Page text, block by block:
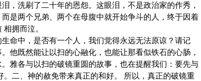
，洗刷了二十年的恩怨。这眼泪，不是政治家的作秀，
是两个兄弟、两个在母腹中就开始争斗的人，终于因着
拥而泣。
命中，是否有一个人，我们觉得永远无法原谅？请记
他既然能让以扫的心融化，也能让那看似铁石的心肠，
雅各与以扫的破镜重圆的故事，也在提醒我们：要先与
。二、神的赦免带来真正的和好。 所以，真正的破镜重